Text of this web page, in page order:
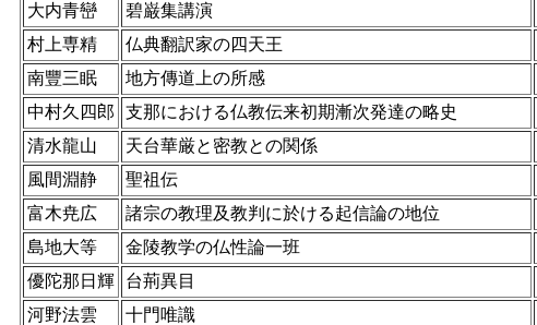
大内青巒
碧巌集講演
村上専精
仏典翻訳家の四天王
南豐三眠
地方傳道上の所感
中村久四郎
支那における仏教伝来初期漸次発達の略史
清水龍山
天台華厳と密教との関係
風間淵静
聖祖伝
富木尭広
諸宗の教理及教判に於ける起信論の地位
島地大等
金陵教学の仏性論一班
優陀那日輝
台荊異目
河野法雲
十門唯識